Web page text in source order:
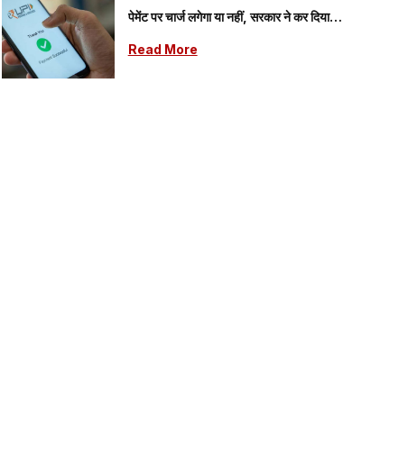
पेमेंट पर चार्ज लगेगा या नहीं, सरकार ने कर दिया
क्लियर
Read More